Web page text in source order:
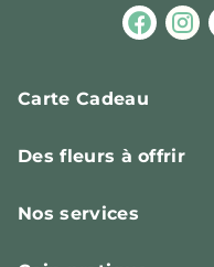
Carte Cadeau
Des fleurs à offrir
Nos services